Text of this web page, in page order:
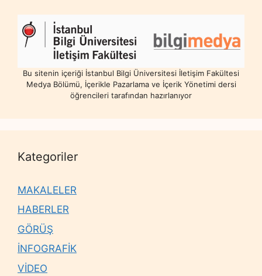
Bu sitenin içeriği İstanbul Bilgi Üniversitesi İletişim Fakültesi
Medya Bölümü, İçerikle Pazarlama ve İçerik Yönetimi dersi
öğrencileri tarafından hazırlanıyor
Kategoriler
MAKALELER
HABERLER
GÖRÜŞ
İNFOGRAFİK
VİDEO